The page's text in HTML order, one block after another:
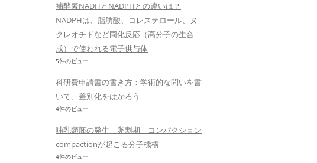
補酵素NADHとNADPHとの違いは？
NADPHは、脂肪酸、コレステロール、ヌ
クレオチドなど同化反応（高分子の生合
成）で使われる電子供与体
5件のビュー
科研費申請書の書き方：学術的な問いを書
いて、差別化をはかろう
4件のビュー
哺乳類胚の発生 卵割期 コンパクション
compactionが起こる分子機構
4件のビュー